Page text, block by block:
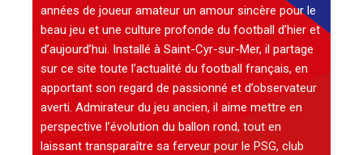
années de joueur amateur un amour sincère pour le
beau jeu et une culture profonde du football d’hier et
d’aujourd’hui. Installé à Saint-Cyr-sur-Mer, il partage
sur ce site toute l’actualité du football français, en
apportant son regard de passionné et d’observateur
averti. Admirateur du jeu ancien, il aime mettre en
perspective l’évolution du ballon rond, tout en
laissant transparaître sa ferveur pour le PSG, club